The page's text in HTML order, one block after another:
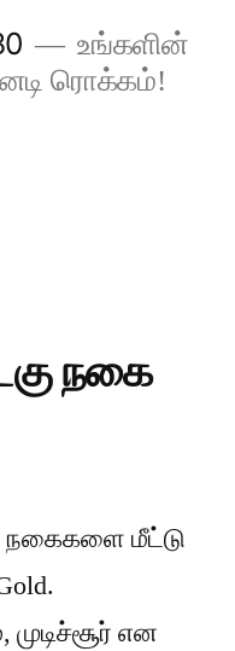
உங்களின்
ரொக்கம்!
நகை
நகைகளை மீட்டு
என